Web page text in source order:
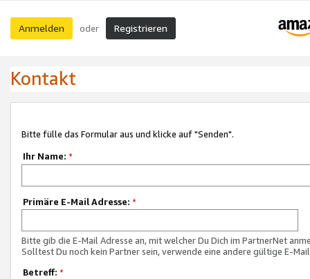
Anmelden oder Registrieren
Kontakt
Bitte fülle das Formular aus und klicke auf "Senden".
Ihr Name: *
Primäre E-Mail Adresse: *
Bitte gib die E-Mail Adresse an, mit welcher Du Dich im PartnerNet
Solltest Du noch kein Partner sein, verwende eine andere gültige E-
Betreff: *